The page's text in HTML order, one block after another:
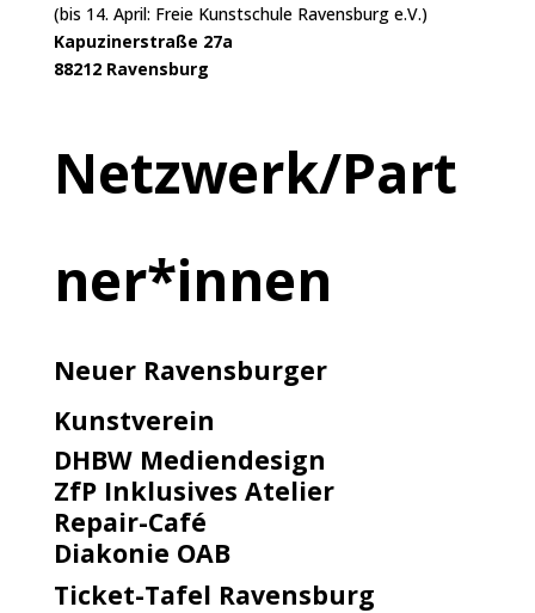
(bis 14. April: Freie Kunstschule Ravensburg e.V.)
Kapuzinerstraße 27a
88212 Ravensburg
Netzwerk/Part
ner*innen
Neuer Ravensburger
Kunstverein
DHBW Mediendesign
ZfP Inklusives Atelier
Repair-Café
Diakonie OAB
Ticket-Tafel Ravensburg